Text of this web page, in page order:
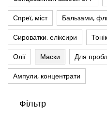
Спреї, міст Бальзами,
Сироватки, еліксири
Олії Маски Для
Ампули, концентрати
Фільтр